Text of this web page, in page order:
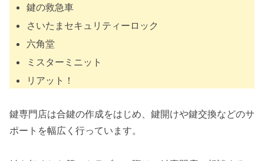
鍵の救急車
さいたまセキュリティーロック
六角堂
ミスターミニット
リアット！
鍵専門店は合鍵の作成をはじめ、鍵開けや鍵交換などのサ
ポートを幅広く行っています。